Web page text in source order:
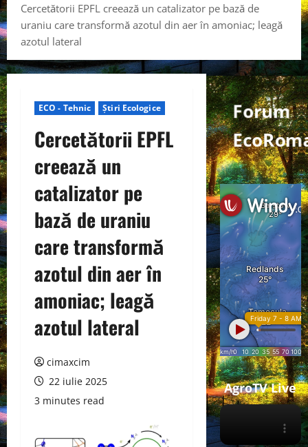
Cercetătorii EPFL creează un catalizator pe bază de
uraniu care transformă azotul din aer în amoniac; leagă
azotul lateral
ECO - Tehnic Știri Ecologice
Cercetătorii EPFL
creează un
catalizator pe
bază de uraniu
care transformă
azotul din aer în
amoniac; leagă
azotul lateral
cimaxcim
22 iulie 2025
3 minutes read
Forum
AgroTV Live